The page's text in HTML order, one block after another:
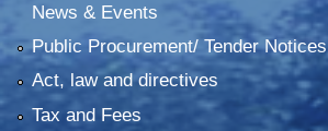
News & Events
Public Procurement/ Tender Notices
Act, law and directives
Tax and Fees